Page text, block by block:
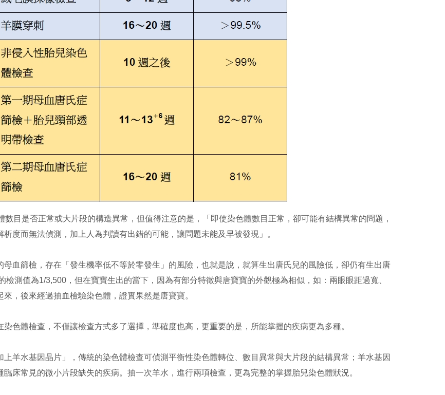
目是否正常或大片段的構造異常，但值得注意的是，「即使染色體數目正常，卻可能有結構異常的問題，
度而無法偵測，加上人為判讀有出錯的可能，讓問題未能及早被發現」。
血篩檢，存在「發生機率低不等於零發生」的風險，也就是說，就算生出唐氏兒的風險低，卻仍有生出唐
測值為1/3,500，但在寶寶生出的當下，因為有部分特徵與唐寶寶的外觀極為相似，如：兩眼眼距過寬、
，後來經過抽血檢驗染色體，證實果然是唐寶寶。
色體檢查，不僅讓檢查方式多了選擇，準確度也高，更重要的是，所能掌握的疾病更為多種。
羊水基因晶片」，傳統的染色體檢查可偵測平衡性染色體轉位、數目異常與大片段的結構異常；羊水基因
床常見的微小片段缺失的疾病。抽一次羊水，進行兩項檢查，更為完整的掌握胎兒染色體狀況。